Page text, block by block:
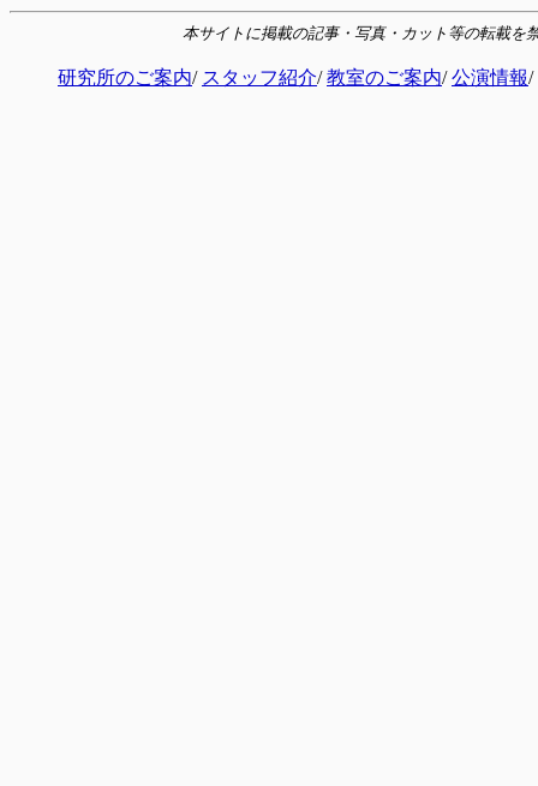
本サイトに掲載の記事・写真・カット等の転
研究所のご案内/ スタッフ紹介/教室のご案内/公演情報/